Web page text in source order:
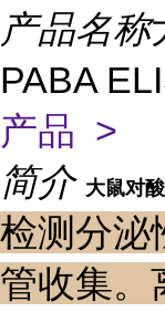
产品名称
PABA
产品 >
简介 大鼠对
检测分泌
管收集。